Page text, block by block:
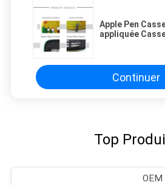
Apple Pen
appliquée
Continuer
Top
OEM